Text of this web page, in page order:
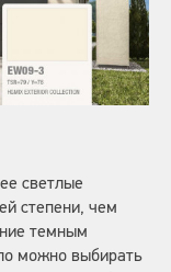
светлые
степени, чем
темным
можно выбирать